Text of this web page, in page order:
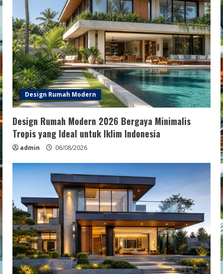
Design Rumah Modern
Design Rumah Modern 2026 Bergaya Minimalis
Tropis yang Ideal untuk Iklim Indonesia
admin 06/08/2026